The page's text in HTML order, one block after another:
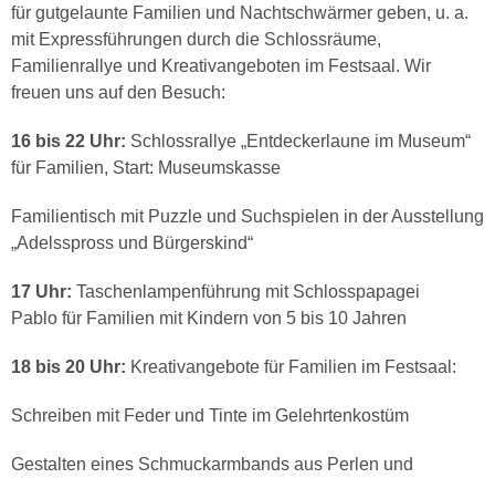
für gutgelaunte Familien und Nachtschwärmer geben, u. a.
mit Expressführungen durch die Schlossräume,
Familienrallye und Kreativangeboten im Festsaal. Wir
freuen uns auf den Besuch:
16 bis 22 Uhr: Schlossrallye „Entdeckerlaune im Museum“
für Familien, Start: Museumskasse
Familientisch mit Puzzle und Suchspielen in der Ausstellung
„Adelsspross und Bürgerskind“
17 Uhr: Taschenlampenführung mit Schlosspapagei
Pablo für Familien mit Kindern von 5 bis 10 Jahren
18 bis 20 Uhr: Kreativangebote für Familien im Festsaal:
Schreiben mit Feder und Tinte im Gelehrtenkostüm
Gestalten eines Schmuckarmbands aus Perlen und